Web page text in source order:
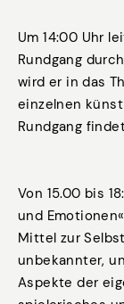
Um 14:00 Uhr
Rundgang
wird er in das
einzelnen
Rundgang
Von 15.00 bis
und
Mittel zur
unbekannter,
Aspekte der